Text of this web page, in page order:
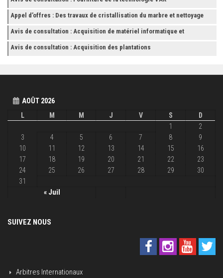
Appel d’offres : Des travaux de cristallisation du marbre et nettoyage
des grès
Avis de consultation : Acquisition de matériel informatique et
Accessoires
Avis de consultation : Acquisition des plantations
AOÛT 2026
L
M M J V S D
« Juil
1
2
3
4 5 6 7 8
9
10
11 12 13 14 15
16
17
18 19 20 21 22
23
24
25 26 27 28 29
30
31
SUIVEZ NOUS
Arbitres Internationaux